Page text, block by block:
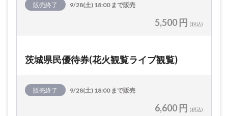
販売終了 9/28(土) 18:00 まで販売
5,500 円 (税込)
茨城県民優待券(花火観覧ライブ観覧)
販売終了 9/28(土) 18:00 まで販売
6,600 円 (税込)